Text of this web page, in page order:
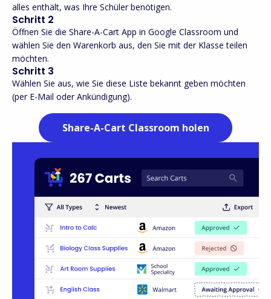
alles enthält, was Ihre Schüler benötigen.
Schritt 2
Öffnen Sie die Share-A-Cart App in Google Classroom und
wählen Sie den Warenkorb aus, den Sie mit der Klasse teilen
möchten.
Schritt 3
Wählen Sie aus, wie Sie diese Liste bekannt geben möchten
(per E-Mail oder Ankündigung).
Share-A-Cart Classroom holen